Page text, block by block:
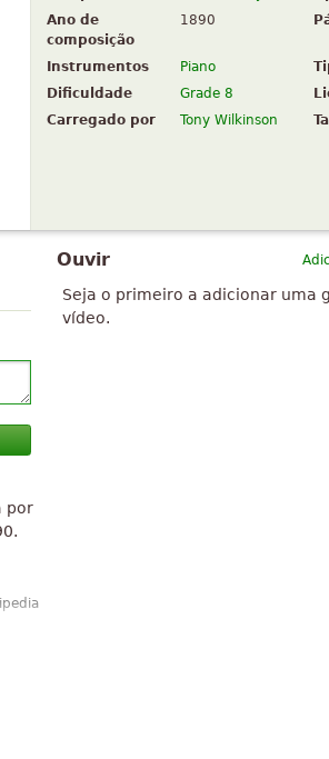
Ano de
composição
1890
Instrumentos Piano
Dificuldade
Grade 8
Carregado por
Tony Wilkinson
Ouvir
Seja o primeiro a adicionar uma
vídeo.
por